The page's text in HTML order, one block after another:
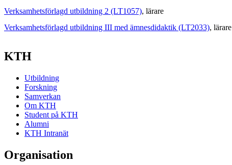
Verksamhetsförlagd utbildning 2 (LT1057), lärare
Verksamhetsförlagd utbildning III med ämnesdidaktik (LT2033), lärare
KTH
Utbildning
Forskning
Samverkan
Om KTH
Student på KTH
Alumni
KTH Intranät
Organisation